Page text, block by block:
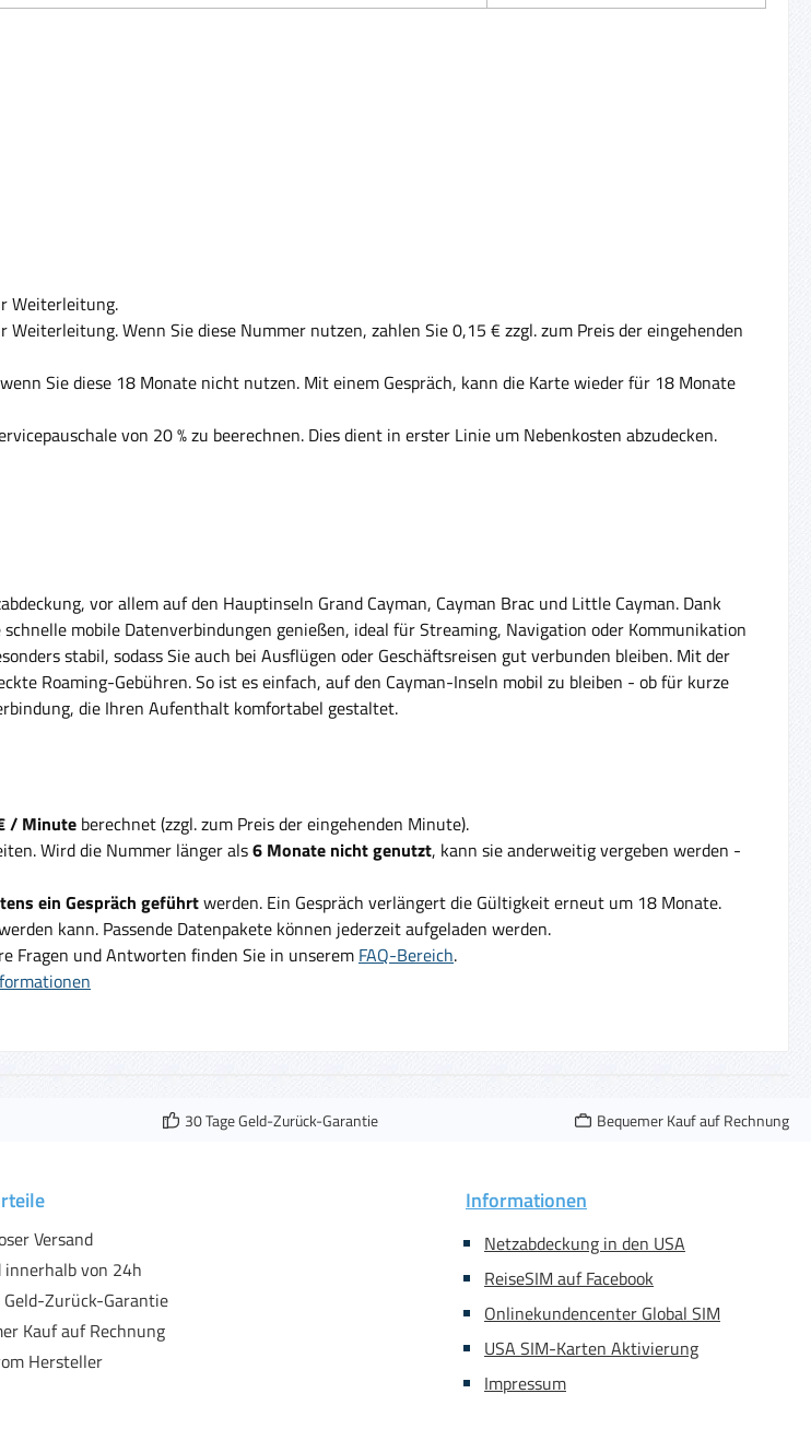
Weiterleitung.
Wenn Sie diese Nummer nutzen, zahlen Sie 0,15 € zzgl. zum Preis der eingehenden
Sie diese 18 Monate nicht nutzen. Mit einem Gespräch, kann die Karte wieder für 18 Monate
von 20 % zu beerechnen. Dies dient in erster Linie um Nebenkosten abzudecken.
vor allem auf den Hauptinseln Grand Cayman, Cayman Brac und Little Cayman. Dank
mobile Datenverbindungen genießen, ideal für Streaming, Navigation oder Kommunikation
stabil, sodass Sie auch bei Ausflügen oder Geschäftsreisen gut verbunden bleiben. Mit der
Roaming-Gebühren. So ist es einfach, auf den Cayman-Inseln mobil zu bleiben - ob für kurze
die Ihren Aufenthalt komfortabel gestaltet.
/ Minute berechnet (zzgl. zum Preis der eingehenden Minute).
Wird die Nummer länger als6 Monate nicht genutzt, kann sie anderweitig vergeben werden -
ein Gespräch geführtwerden. Ein Gespräch verlängert die Gültigkeit erneut um 18 Monate.
kann. Passende Datenpakete können jederzeit aufgeladen werden.
Fragen und Antworten finden Sie in unserem FAQ-Bereich.
30 Tage Geld-Zurück-Garantie Bequemer Kauf auf Rechnung
Versand
innerhalb von 24h
Geld-Zurück-Garantie
Kauf auf Rechnung
Hersteller
Informationen
Netzabdeckung in den USA
ReiseSIM auf Facebook
Onlinekundencenter Global SIM
USA SIM-Karten Aktivierung
Impressum